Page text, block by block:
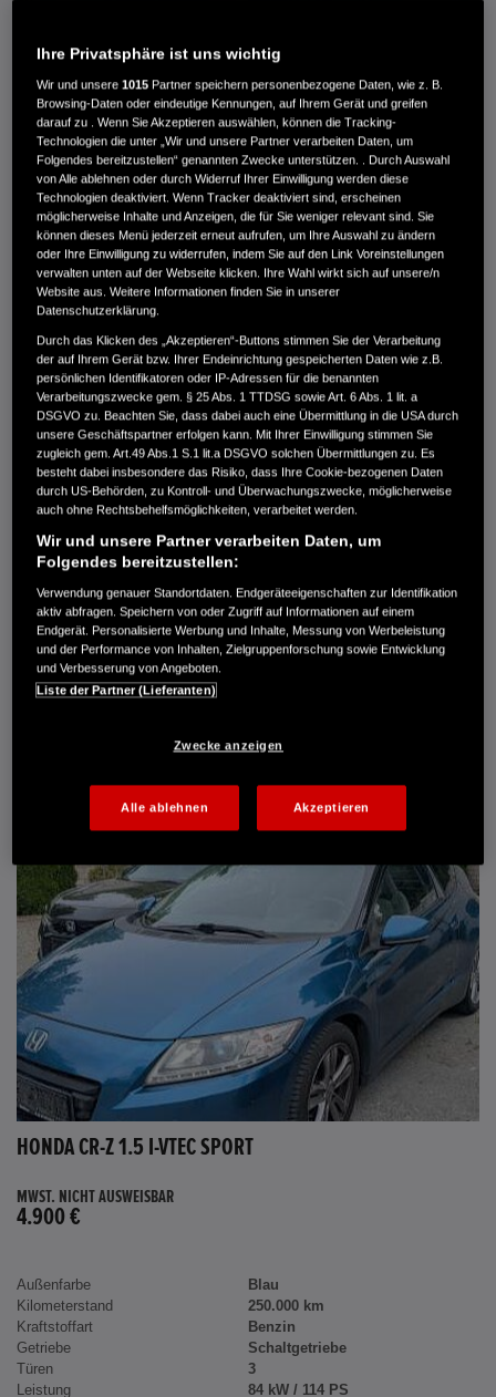
MWST. NICHT AUSWEISBAR
3.900 €
Außenfarbe
crystal black pearl
Kilometerstand
166.000 km
Kraftstoffart
Super
Getriebe
Automatik
Türen
5
Leistung
61 kW / 83 PS
Hubraum
1.339 cm³
Erstzulassung
10.2007
Bauart
Limousine
AUTO HARKE GMBH
Randersweide 59-63
21035 Hamburg
+49 40 735 935 0
DETAILS
HONDA CR-Z 1.5 I-VTEC SPORT
MWST. NICHT AUSWEISBAR
4.900 €
Außenfarbe
Blau
Kilometerstand
250.000 km
Kraftstoffart
Benzin
Getriebe
Schaltgetriebe
Türen
3
Leistung
84 kW / 114 PS
Ihre Privatsphäre ist uns wichtig
Wir und unsere1015 Partner speichern personenbezogene Daten, wie z. B.
Browsing-Daten oder eindeutige Kennungen, auf Ihrem Gerät und greifen
darauf zu . Wenn Sie Akzeptieren auswählen, können die Tracking-
Technologien die unter „Wir und unsere Partner verarbeiten Daten, um
Folgendes bereitzustellen“ genannten Zwecke unterstützen. . Durch Auswahl
von Alle ablehnen oder durch Widerruf Ihrer Einwilligung werden diese
Technologien deaktiviert. Wenn Tracker deaktiviert sind, erscheinen
möglicherweise Inhalte und Anzeigen, die für Sie weniger relevant sind. Sie
können dieses Menü jederzeit erneut aufrufen, um Ihre Auswahl zu ändern
oder Ihre Einwilligung zu widerrufen, indem Sie auf den Link Voreinstellungen
verwalten unten auf der Webseite klicken. Ihre Wahl wirkt sich auf unsere/n
Website aus. Weitere Informationen finden Sie in unserer
Datenschutzerklärung.
Durch das Klicken des „Akzeptieren“-Buttons stimmen Sie der Verarbeitung
der auf Ihrem Gerät bzw. Ihrer Endeinrichtung gespeicherten Daten wie z.B.
persönlichen Identifikatoren oder IP-Adressen für die benannten
Verarbeitungszwecke gem. § 25 Abs. 1 TTDSG sowie Art. 6 Abs. 1 lit. a
DSGVO zu. Beachten Sie, dass dabei auch eine Übermittlung in die USA durch
unsere Geschäftspartner erfolgen kann. Mit Ihrer Einwilligung stimmen Sie
zugleich gem. Art.49 Abs.1 S.1 lit.a DSGVO solchen Übermittlungen zu. Es
besteht dabei insbesondere das Risiko, dass Ihre Cookie-bezogenen Daten
durch US-Behörden, zu Kontroll- und Überwachungszwecke, möglicherweise
auch ohne Rechtsbehelfsmöglichkeiten, verarbeitet werden.
Wir und unsere Partner verarbeiten Daten, um
Folgendes bereitzustellen:
Verwendung genauer Standortdaten. Endgeräteeigenschaften zur Identifikation
aktiv abfragen. Speichern von oder Zugriff auf Informationen auf einem
Endgerät. Personalisierte Werbung und Inhalte, Messung von Werbeleistung
und der Performance von Inhalten, Zielgruppenforschung sowie Entwicklung
und Verbesserung von Angeboten.
Liste der Partner (Lieferanten)
Zwecke anzeigen
Alle ablehnen Akzeptieren